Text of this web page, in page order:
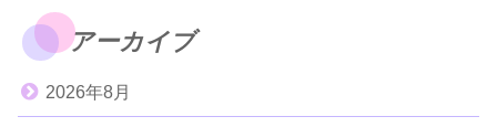
アーカイブ
2026年8月